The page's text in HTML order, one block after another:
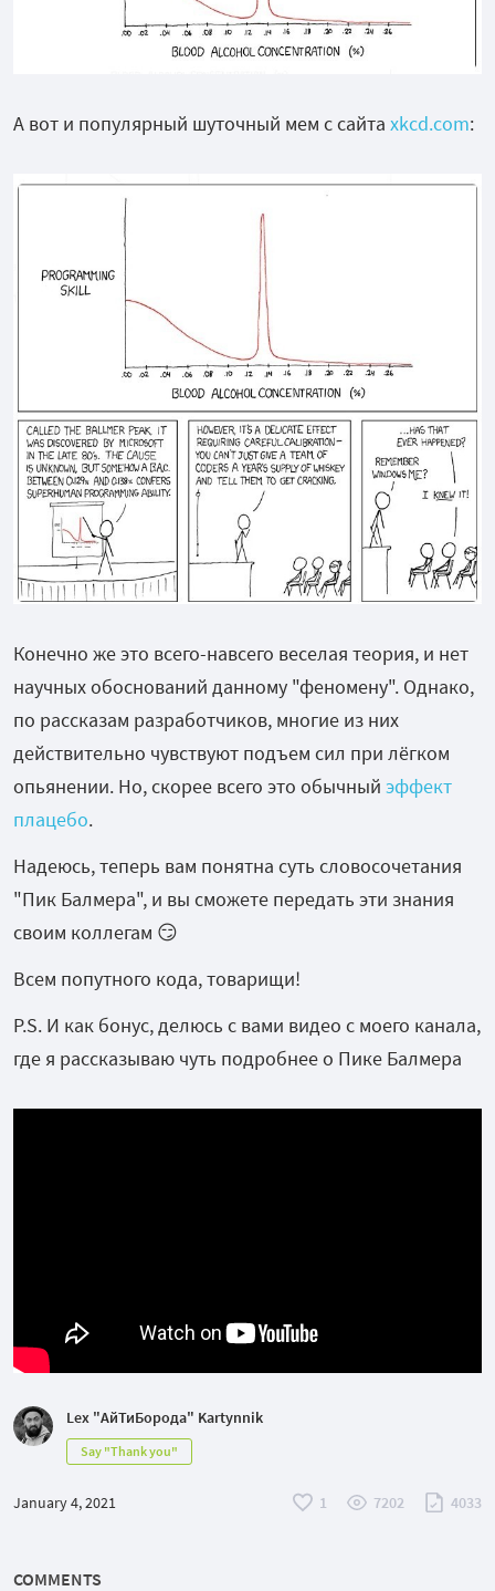
А вот и популярный шуточный мем с сайта xkcd.com:
Конечно же это всего-навсего веселая теория, и нет
научных обоснований данному "феномену". Однако,
по рассказам разработчиков, многие из них
действительно чувствуют подъем сил при лёгком
опьянении. Но, скорее всего это обычный эффект
плацебо.
Надеюсь, теперь вам понятна суть словосочетания
"Пик Балмера", и вы сможете передать эти знания
своим коллегам 😏
Всем попутного кода, товарищи!
P.S. И как бонус, делюсь с вами видео с моего канала,
где я рассказываю чуть подробнее о Пике Балмера
Lex "АйТиБорода" Kartynnik
Say "Thank you"
January 4, 2021 1 7202 4033
COMMENTS